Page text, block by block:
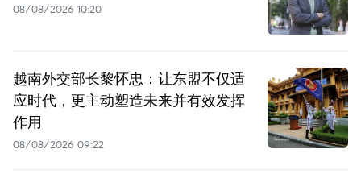
08/08/2026 10:20
越南外交部长黎怀忠：让东盟不仅适
应时代，更主动塑造未来并有效发挥
作用
08/08/2026 09:22